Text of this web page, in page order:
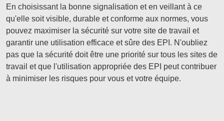
En choisissant la bonne signalisation et en veillant à ce
qu'elle soit visible, durable et conforme aux normes, vous
pouvez maximiser la sécurité sur votre site de travail et
garantir une utilisation efficace et sûre des EPI. N'oubliez
pas que la sécurité doit être une priorité sur tous les sites de
travail et que l'utilisation appropriée des EPI peut contribuer
à minimiser les risques pour vous et votre équipe.